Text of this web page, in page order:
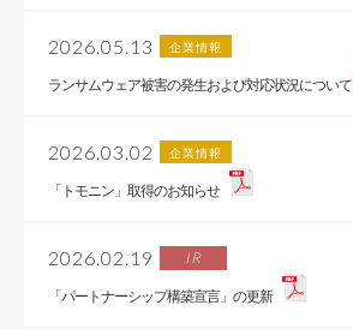
2026.05.13 企業情報
ランサムウェア被害の発生および対応状況について
2026.03.02 企業情報
「トモニン」取得のお知らせ
2026.02.19 IR
「パートナーシップ構築宣言」の更新